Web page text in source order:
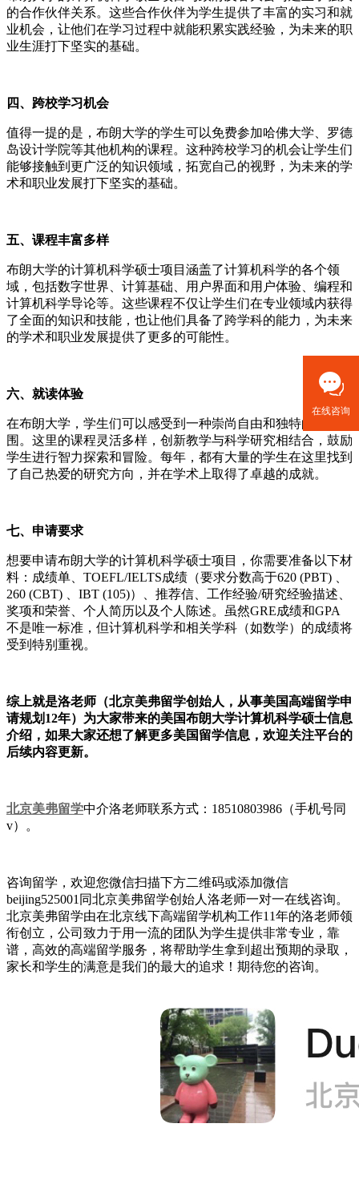
的合作伙伴关系。这些合作伙伴为学生提供了丰富的实习和就
业机会，让他们在学习过程中就能积累实践经验，为未来的职
业生涯打下坚实的基础。
四、跨校学习机会
值得一提的是，布朗大学的学生可以免费参加哈佛大学、罗德
岛设计学院等其他机构的课程。这种跨校学习的机会让学生们
能够接触到更广泛的知识领域，拓宽自己的视野，为未来的学
术和职业发展打下坚实的基础。
五、课程丰富多样
布朗大学的计算机科学硕士项目涵盖了计算机科学的各个领
域，包括数字世界、计算基础、用户界面和用户体验、编程和
计算机科学导论等。这些课程不仅让学生们在专业领域内获得
了全面的知识和技能，也让他们具备了跨学科的能力，为未来
的学术和职业发展提供了更多的可能性。
六、就读体验
在布朗大学，学生们可以感受到一种崇尚自由和独特的学术氛
围。这里的课程灵活多样，创新教学与科学研究相结合，鼓励
学生进行智力探索和冒险。每年，都有大量的学生在这里找到
了自己热爱的研究方向，并在学术上取得了卓越的成就。
七、申请要求
想要申请布朗大学的计算机科学硕士项目，你需要准备以下材
料：成绩单、TOEFL/IELTS成绩（要求分数高于620 (PBT) 、
260 (CBT) 、IBT (105)）、推荐信、工作经验/研究经验描述、
奖项和荣誉、个人简历以及个人陈述。虽然GRE成绩和GPA
不是唯一标准，但计算机科学和相关学科（如数学）的成绩将
受到特别重视。
综上就是洛老师（北京美弗留学创始人，从事美国高端留学申
请规划12年）为大家带来的美国布朗大学计算机科学硕士信息
介绍，如果大家还想了解更多美国留学信息，欢迎关注平台的
后续内容更新。
北京美弗留学中介洛老师联系方式：18510803986（手机号同
v）。
咨询留学，欢迎您微信扫描下方二维码或添加微信
beijing525001同北京美弗留学创始人洛老师一对一在线咨询。
北京美弗留学由在北京线下高端留学机构工作11年的洛老师领
衔创立，公司致力于用一流的团队为学生提供非常专业，靠
谱，高效的高端留学服务，将帮助学生拿到超出预期的录取，
家长和学生的满意是我们的最大的追求！期待您的咨询。
在线咨询